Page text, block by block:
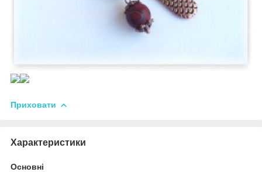
Приховати
Характеристики
Основні